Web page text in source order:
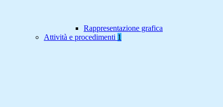
Rappresentazione grafica
Attività e procedimenti 1